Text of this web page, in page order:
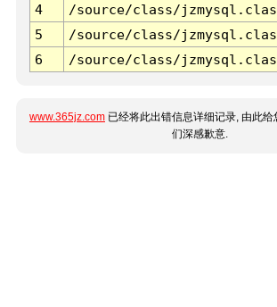
4
/source/class/
5
/source/class/
6
/source/class/
www.365jz.com 已经将此出错信息详细记录, 由此
们深感歉意.